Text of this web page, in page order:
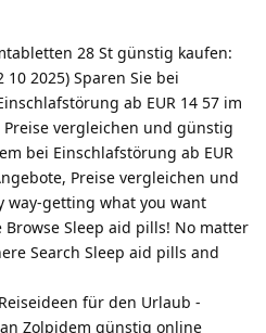
28 St günstig kaufen:
2025) Sparen Sie bei
ab EUR 14 57 im
vergleichen und günstig
bei Einschlafstörung ab EUR
Preise vergleichen und
way-getting what you want
Browse Sleep aid pills! No matter
Search Sleep aid pills and
für den Urlaub -
Zolpidem günstig online